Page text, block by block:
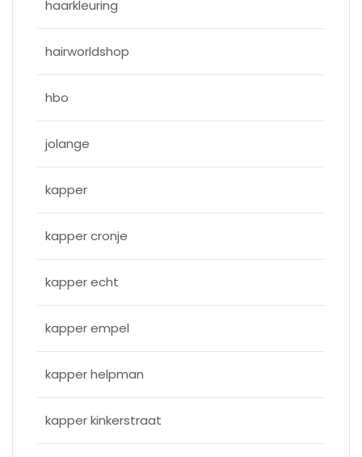
haarkleuring
hairworldshop
hbo
jolange
kapper
kapper cronje
kapper echt
kapper empel
kapper helpman
kapper kinkerstraat